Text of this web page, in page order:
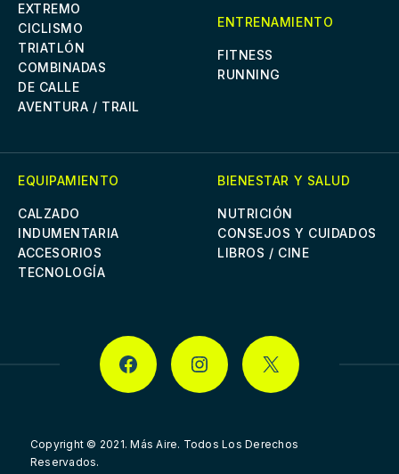
EXTREMO
CICLISMO
TRIATLÓN
COMBINADAS
DE CALLE
AVENTURA / TRAIL
ENTRENAMIENTO
FITNESS
RUNNING
EQUIPAMIENTO
CALZADO
INDUMENTARIA
ACCESORIOS
TECNOLOGÍA
BIENESTAR Y SALUD
NUTRICIÓN
CONSEJOS Y CUIDADOS
LIBROS / CINE
FACEBOOK INSTAGRAMX
Copyright © 2021.Más Aire. Todos Los Derechos
Reservados.